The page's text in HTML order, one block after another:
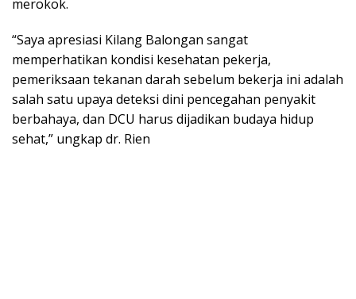
merokok.
“Saya apresiasi Kilang Balongan sangat
memperhatikan kondisi kesehatan pekerja,
pemeriksaan tekanan darah sebelum bekerja ini adalah
salah satu upaya deteksi dini pencegahan penyakit
berbahaya, dan DCU harus dijadikan budaya hidup
sehat,” ungkap dr. Rien